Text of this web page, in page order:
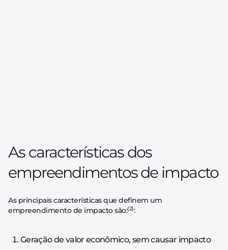
As características dos
empreendimentos de impacto
As principais características que definem um
empreendimento de impacto são:(2):
Geração de valor econômico, sem causar impacto